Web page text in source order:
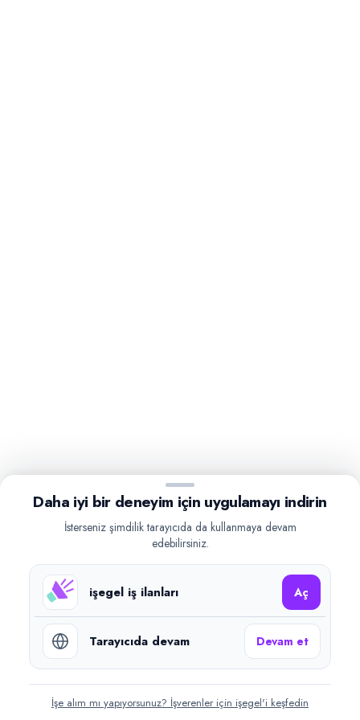
Daha iyi bir deneyim için uygulamayı indirin
İsterseniz şimdilik tarayıcıda da kullanmaya devam
edebilirsiniz.
işegel iş ilanları Aç
Tarayıcıda devam Devam et
İşe alım mı yapıyorsunuz? İşverenler için işegel'i keşfedin